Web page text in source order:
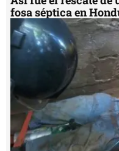
fosa séptica en